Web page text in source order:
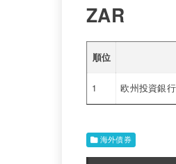
ZAR
順位
1 欧州投資銀
海外債券